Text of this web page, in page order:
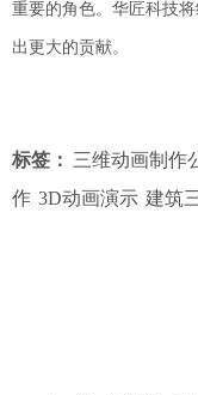
重要的角色。华匠科技
出更大的贡献。
标签： 三维动画制作
作 3D动画演示 建筑